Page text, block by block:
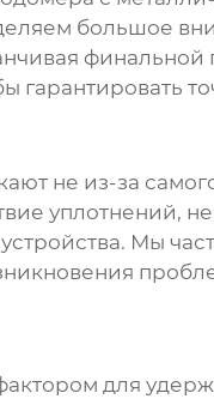
большое
гарантировать
не из-за
уплотнений,
Мы
для